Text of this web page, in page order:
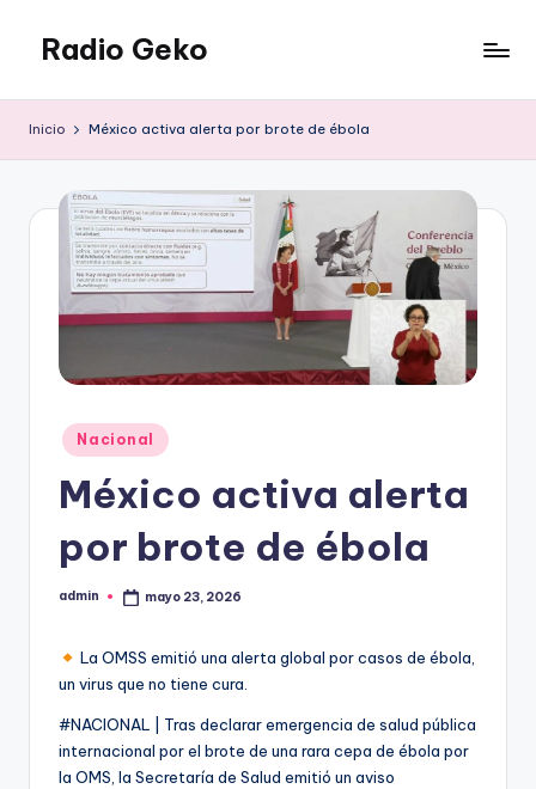
Saltar
contenido
Radio Geko
Inicio México activa alerta por brote de ébola
Publicado
en
Nacional
México activa alerta
por brote de ébola
Publicado
admin mayo 23, 2026
La OMSS emitió una alerta global por casos de ébola,
un virus que no tiene cura.
#NACIONAL | Tras declarar emergencia de salud pública
internacional por el brote de una rara cepa de ébola por
la OMS, la Secretaría de Salud emitió un aviso